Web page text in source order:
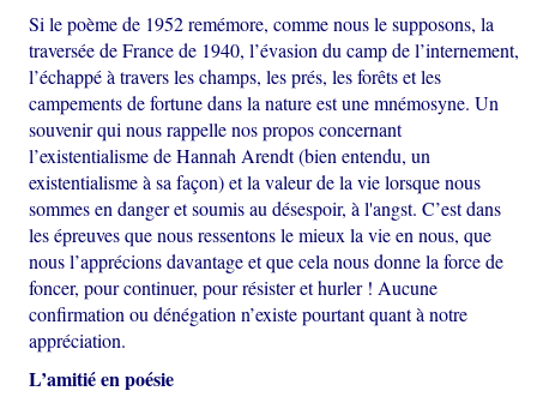
Si le poème de 1952 remémore, comme nous le supposons, la
traversée de France de 1940, l’évasion du camp de l’internement,
l’échappé à travers les champs, les prés, les forêts et les
campements de fortune dans la nature est une mnémosyne. Un
souvenir qui nous rappelle nos propos concernant
l’existentialisme de Hannah Arendt (bien entendu, un
existentialisme à sa façon) et la valeur de la vie lorsque nous
sommes en danger et soumis au désespoir, à l'angst. C’est dans
les épreuves que nous ressentons le mieux la vie en nous, que
nous l’apprécions davantage et que cela nous donne la force de
foncer, pour continuer, pour résister et hurler ! Aucune
confirmation ou dénégation n’existe pourtant quant à notre
appréciation.
L’amitié en poésie